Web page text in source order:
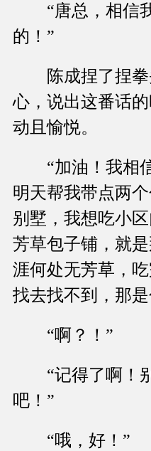
“唐总，相信我
的！”
陈成捏了捏拳
心，说出这番话
动且愉悦。
“加油！我相信
明天帮我带点两
别墅，我想吃小
芳草包子铺，就
涯何处无芳草，
找去找不到，那
“啊？！”
“记得了啊！别
吧！”
“哦，好！”